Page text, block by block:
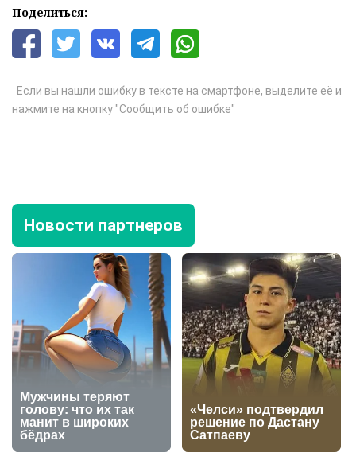
Поделиться:
Если вы нашли ошибку в тексте на смартфоне, выделите её и
нажмите на кнопку "Сообщить об ошибке"
Новости партнеров